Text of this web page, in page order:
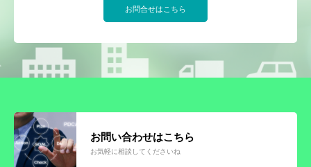
お問合せはこちら
お問い合わせはこちら
お気軽に相談してくださいね